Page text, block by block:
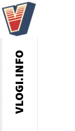
VLOGI.INFO